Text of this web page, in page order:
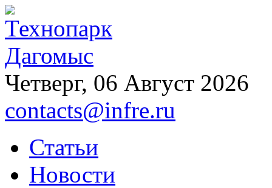
Четверг, 06 Август 2026
contacts@infre.ru
Статьи
Новости